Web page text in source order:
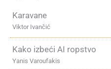
Karavane
Viktor Ivančić
Kako izbeći AI ropstvo
Yanis Varoufakis